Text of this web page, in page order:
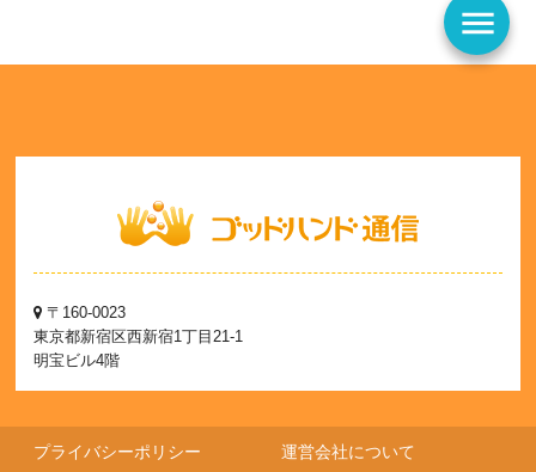
menu
〒160-0023
東京都新宿区西新宿1丁目21-1
明宝ビル4階
プライバシーポリシー 運営会社について